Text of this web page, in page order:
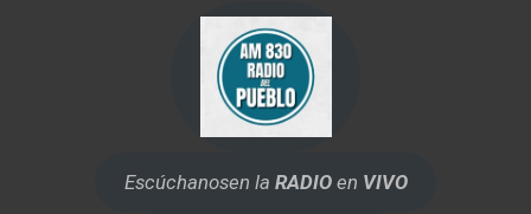
Escúchanosen la RADIOen VIVO